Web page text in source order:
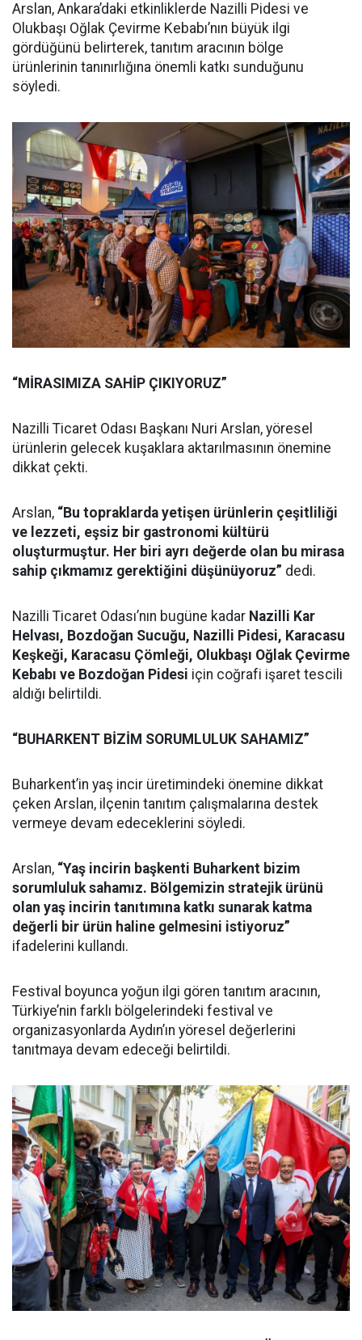
Arslan, Ankara’daki etkinliklerde Nazilli Pidesi ve
Olukbaşı Oğlak Çevirme Kebabı’nın büyük ilgi
gördüğünü belirterek, tanıtım aracının bölge
ürünlerinin tanınırlığına önemli katkı sunduğunu
söyledi.
“MİRASIMIZA SAHİP ÇIKIYORUZ”
Nazilli Ticaret Odası Başkanı Nuri Arslan, yöresel
ürünlerin gelecek kuşaklara aktarılmasının önemine
dikkat çekti.
Arslan, “Bu topraklarda yetişen ürünlerin çeşitliliği
ve lezzeti, eşsiz bir gastronomi kültürü
oluşturmuştur. Her biri ayrı değerde olan bu mirasa
sahip çıkmamız gerektiğini düşünüyoruz” dedi.
Nazilli Ticaret Odası’nın bugüne kadar Nazilli Kar
Helvası, Bozdoğan Sucuğu, Nazilli Pidesi, Karacasu
Keşkeği, Karacasu Çömleği, Olukbaşı Oğlak Çevirme
Kebabı ve Bozdoğan Pidesi için coğrafi işaret tescili
aldığı belirtildi.
“BUHARKENT BİZİM SORUMLULUK SAHAMIZ”
Buharkent’in yaş incir üretimindeki önemine dikkat
çeken Arslan, ilçenin tanıtım çalışmalarına destek
vermeye devam edeceklerini söyledi.
Arslan, “Yaş incirin başkenti Buharkent bizim
sorumluluk sahamız. Bölgemizin stratejik ürünü
olan yaş incirin tanıtımına katkı sunarak katma
değerli bir ürün haline gelmesini istiyoruz”
ifadelerini kullandı.
Festival boyunca yoğun ilgi gören tanıtım aracının,
Türkiye’nin farklı bölgelerindeki festival ve
organizasyonlarda Aydın’ın yöresel değerlerini
tanıtmaya devam edeceği belirtildi.